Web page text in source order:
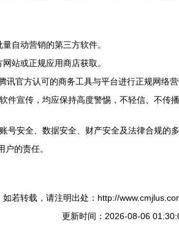
自动营销的第三方软件。
站或正规应用商店获取。
官方认可的商务工具与平台进行正规网络营
件宣传，均应保持高度警惕，不轻信、不传播
号安全、数据安全、财产安全及法律合规
的责任。
如若转载，请注明出处：http://
更新时间：2026-08-06